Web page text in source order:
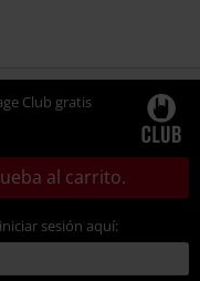
Club gratis
al carrito.
sesión aquí: